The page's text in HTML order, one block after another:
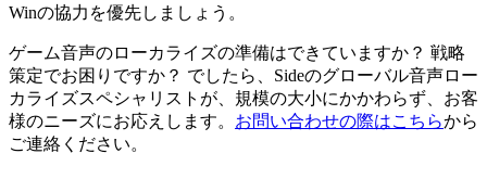
Winの協力を優先しましょう。
ゲーム音声のローカライズの準備はできていますか？ 戦略
策定でお困りですか？ でしたら、Sideのグローバル音声ロー
カライズスペシャリストが、規模の大小にかかわらず、お客
様のニーズにお応えします。 お問い合わせの際はこちらから
ご連絡ください。